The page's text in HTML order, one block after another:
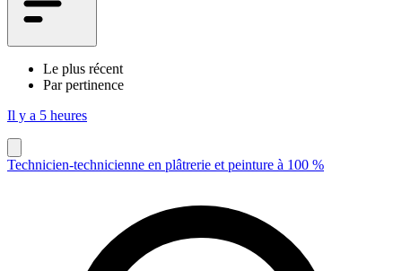
Le plus récent
Par pertinence
Il y a 5 heures
Technicien-technicienne en plâtrerie et peinture à 100 %